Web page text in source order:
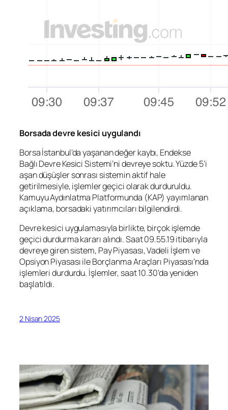
Borsada devre kesici uygulandı
Borsa İstanbul’dayaşanan değer kaybı, Endekse
Bağlı Devre Kesici Sistemi’ni devreye soktu. Yüzde 5’i
aşan düşüşler sonrası sistemin aktif hale
getirilmesiyle, işlemler geçici olarak durduruldu.
Kamuyu Aydınlatma Platformunda (KAP) yayımlanan
açıklama, borsadaki yatırımcıları bilgilendirdi.
Devre kesici uygulamasıyla birlikte, birçok işlemde
geçici durdurma kararı alındı. Saat 09.55.19 itibarıyla
devreye giren sistem, Pay Piyasası, Vadeli İşlem ve
Opsiyon Piyasası ile Borçlanma Araçları Piyasası’nda
işlemleri durdurdu. İşlemler, saat 10.30’da yeniden
başlatıldı.
2 Nisan 2025